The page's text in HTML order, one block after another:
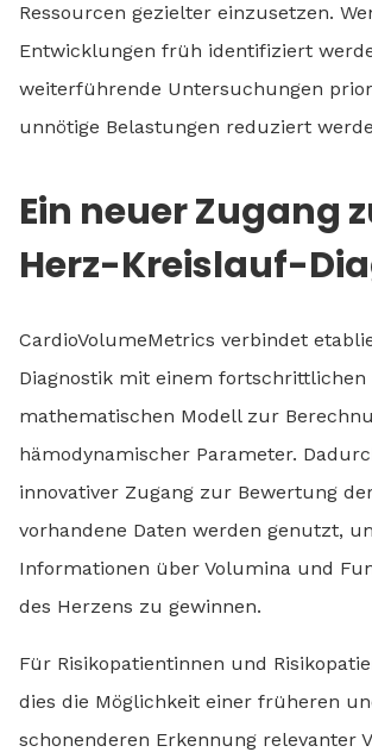
Ressourcen gezielter einzusetzen.
Entwicklungen früh identifiziert
weiterführende Untersuchungen
unnötige Belastungen reduziert
Ein neuer Zugang
Herz-Kreislauf-
CardioVolumeMetrics verbindet
Diagnostik mit einem fortschrittlichen
mathematischen Modell zur
hämodynamischer Parameter.
innovativer Zugang zur Bewertung
vorhandene Daten werden genutzt,
Informationen über Volumina und
des Herzens zu gewinnen.
Für Risikopatientinnen und
dies die Möglichkeit einer früheren
schonenderen Erkennung relevanter